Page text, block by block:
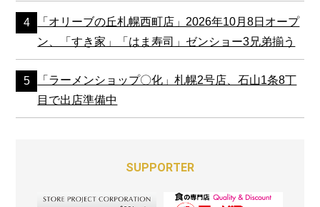
「オリーブの丘札幌西町店」2026年10月8日オープ
ン、「すき家」「はま寿司」ゼンショー3兄弟揃う
「ラーメンショップ〇化」札幌2号店、石山1条8丁
目で出店準備中
SUPPORTER